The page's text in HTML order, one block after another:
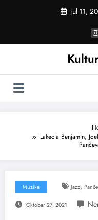
jul 11,
Lakecia Benjamin,
Muzika Jazz,
Oktobar 27, 2021